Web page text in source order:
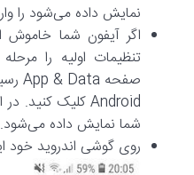
نمایش داده می‌شود را
اگر آیفون شما
تنظیمات اولیه را
شما نمایش داده می‌شود.
روی گوشی اندروید خود این کد 12 رقمی را